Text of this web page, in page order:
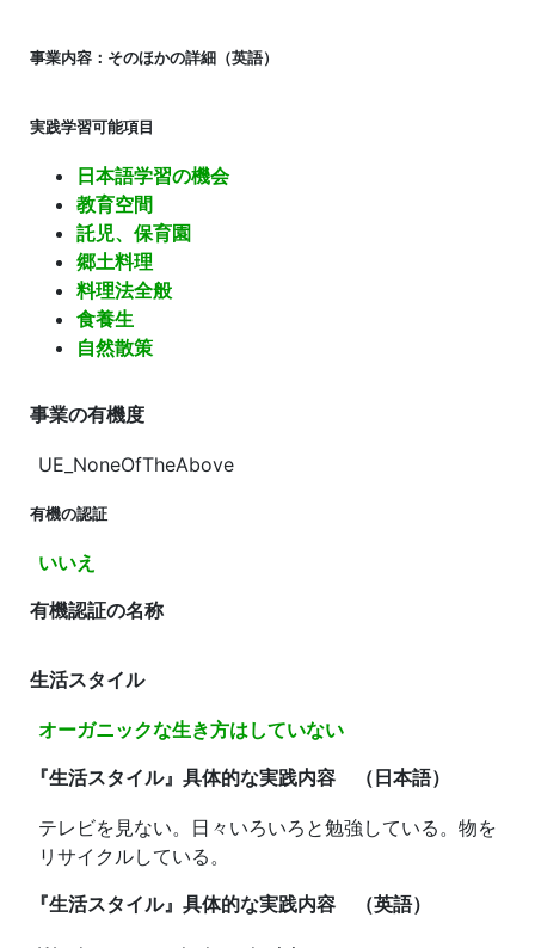
事業内容：そのほかの詳細（英語）
実践学習可能項目
日本語学習の機会
教育空間
託児、保育園
郷土料理
料理法全般
食養生
自然散策
事業の有機度
UE_NoneOfTheAbove
有機の認証
いいえ
有機認証の名称
生活スタイル
オーガニックな生き方はしていない
『生活スタイル』具体的な実践内容 （日本語）
テレビを見ない。日々いろいろと勉強している。物を
リサイクルしている。
『生活スタイル』具体的な実践内容 （英語）